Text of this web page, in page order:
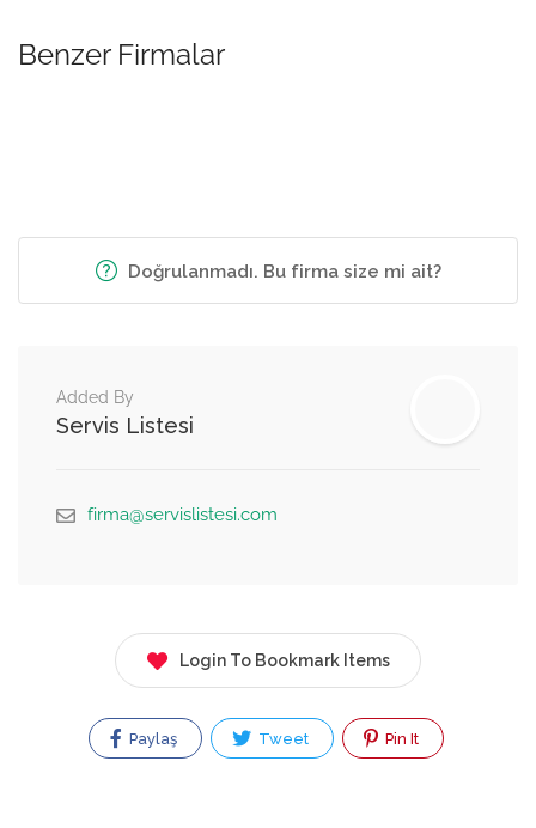
Benzer Firmalar
Doğrulanmadı. Bu firma size mi ait?
Added By
Servis Listesi
firma@servislistesi.com
Login To Bookmark Items
Paylaş Tweet Pin It